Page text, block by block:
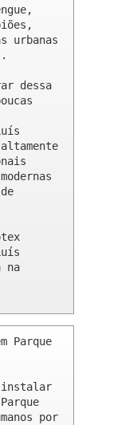
urbanas
dessa
na
Parque
instalar
por